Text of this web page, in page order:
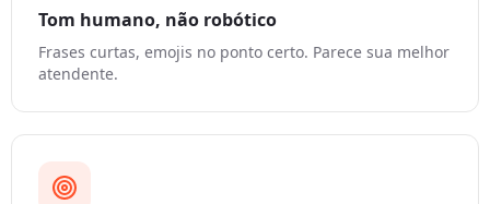
Tom humano, não robótico
Frases curtas, emojis no ponto certo. Parece sua melhor
atendente.